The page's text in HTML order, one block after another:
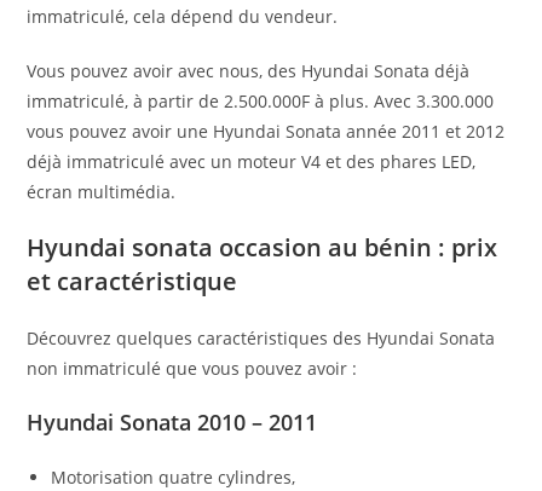
immatriculé, cela dépend du vendeur.
Vous pouvez avoir avec nous, des Hyundai Sonata déjà
immatriculé, à partir de 2.500.000F à plus. Avec 3.300.000
vous pouvez avoir une Hyundai Sonata année 2011 et 2012
déjà immatriculé avec un moteur V4 et des phares LED,
écran multimédia.
Hyundai sonata occasion au bénin : prix
et caractéristique
Découvrez quelques caractéristiques des Hyundai Sonata
non immatriculé que vous pouvez avoir :
Hyundai Sonata 2010 – 2011
Motorisation quatre cylindres,